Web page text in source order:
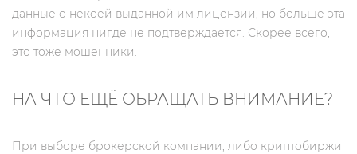
данные о некоей выданной им лицензии, но больше эта
информация нигде не подтверждается. Скорее всего,
это тоже мошенники.
НА ЧТО ЕЩЁ ОБРАЩАТЬ ВНИМАНИЕ?
При выборе брокерской компании, либо криптобиржи